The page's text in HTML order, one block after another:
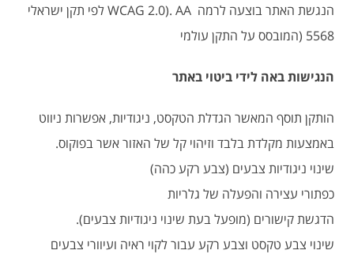
הנגשת האתר בוצעה לרמה WCAG 2.0). AA לפי תקן ישראלי
5568 (המובסס על התקן עולמי
הנגישות באה לידי ביטוי באתר
הותקן תוסף המאשר הגדלת הטקסט, ניגודיות, אפשרות ניווט
באמצעות מקלדת בלבד וזיהוי קל של האזור אשר בפוקוס.
שינוי ניגודיות צבעים (צבע רקע כהה)
כפתורי עצירה והפעלה של גלריות
הדגשת קישורים (מופעל בעת שינוי ניגודיות צבעים).
שינוי צבע טקסט וצבע רקע עבור לקוי ראיה ועיוורי צבעים